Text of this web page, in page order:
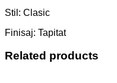
Stil: Clasic
Finisaj: Tapitat
Related products